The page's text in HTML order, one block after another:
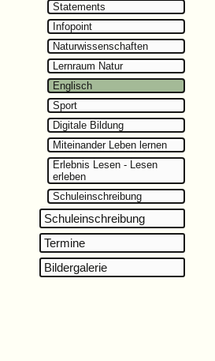
Statements
Infopoint
Naturwissenschaften
Lernraum Natur
Englisch
Sport
Digitale Bildung
Miteinander Leben lernen
Erlebnis Lesen - Lesen
erleben
Schuleinschreibung
Schuleinschreibung
Termine
Bildergalerie